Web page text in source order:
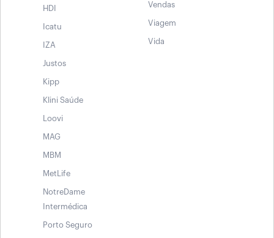
HDI
Icatu
IZA
Justos
Kipp
Klini Saúde
Loovi
MAG
MBM
MetLife
NotreDame
Intermédica
Porto Seguro
Vendas
Viagem
Vida